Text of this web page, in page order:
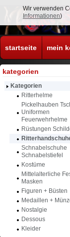
startseite mein
kategorien
Kategorien
Ritterhelme
Pickelhauben
Uniformen
Feuerwehrhelme
Rüstungen
Schnabelschuhe
Schnabelstiefel
Kostüme
Mittelalterliche
Masken
Figuren + Büsten
Medaillen +
Nostalgie
Dessous
Kleider
Wir verwenden
Informationen)